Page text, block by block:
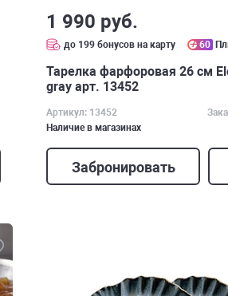
1 990 руб.
до 199 бонусов на карту 60
Тарелка фарфоровая 26 см
gray арт. 13452
Артикул: 13452
Наличие в магазинах
Забронировать